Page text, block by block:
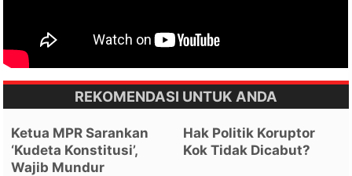
REKOMENDASI UNTUK ANDA
Ketua MPR Sarankan
‘Kudeta Konstitusi’,
Wajib Mundur
Hak Politik Koruptor
Kok Tidak Dicabut?